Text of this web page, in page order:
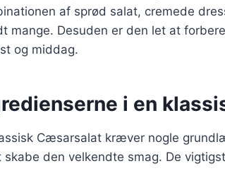
af sprød salat, cremede
mange. Desuden er den let at
og middag.
i en
Cæsarsalat kræver nogle
skabe den velkendte smag. De